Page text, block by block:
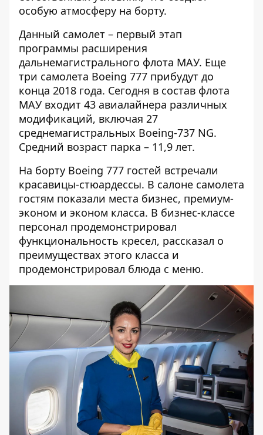
особую атмосферу на борту.
Данный самолет – первый этап
программы расширения
дальнемагистрального флота МАУ. Еще
три самолета Boeing 777 прибудут до
конца 2018 года. Сегодня в состав флота
МАУ входит 43 авиалайнера различных
модификаций, включая 27
среднемагистральных Boeing-737 NG.
Средний возраст парка – 11,9 лет.
На борту Boeing 777 гостей встречали
красавицы-стюардессы. В салоне самолета
гостям показали места бизнес, премиум-
эконом и эконом класса. В бизнес-классе
персонал продемонстрировал
функциональность кресел, рассказал о
преимуществах этого класса и
продемонстрировал блюда с меню.